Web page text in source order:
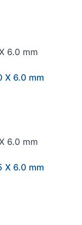
X 6.0 mm
X 6.0 mm